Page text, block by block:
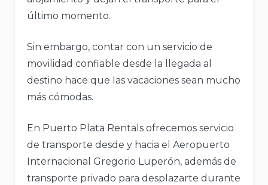
último momento.
Sin embargo, contar con un servicio de
movilidad confiable desde la llegada al
destino hace que las vacaciones sean mucho
más cómodas.
En Puerto Plata Rentals ofrecemos servicio
de transporte desde y hacia el Aeropuerto
Internacional Gregorio Luperón, además de
transporte privado para desplazarte durante